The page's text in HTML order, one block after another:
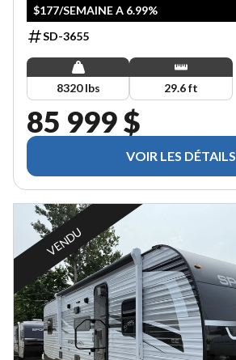
$177/SEMAINE A 6.99%
SD-3655
8320 lbs 29.6 ft
85 999 $
VOIR LES DÉTAILS
VENDU